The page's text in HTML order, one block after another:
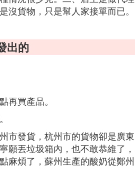
貨物，只是幫人家接單而已。
出的
再買產品。
市發貨，杭州市的貨物卻是廣東
願丟垃圾箱內，也不敢恭維了，
麻煩了，蘇州生產的酸奶從鄭州